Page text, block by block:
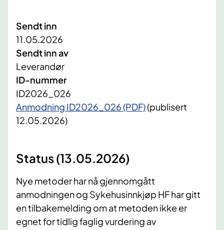
Sendt inn
11.05.2026
Sendt inn av
Leverandør
ID-nummer
ID2026_026
Anmodning ID2026_026 (PDF)(publisert
12.05.2026)
Status (13.05.2026)
Nye metoder har nå gjennomgått
anmodningen og Sykehusinnkjøp HF har gitt
en tilbakemelding om at metoden ikke er
egnet for tidlig faglig vurdering av